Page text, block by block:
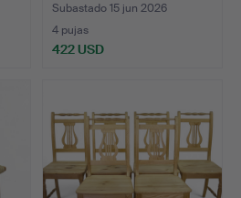
Subastado 15 jun 2026
4 pujas
422 USD